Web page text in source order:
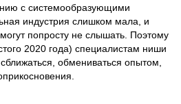
с системообразующими
индустрия слишком мала, и
попросту не слышать. Поэтому
2020 года) специалистам ниши
обмениваться опытом,